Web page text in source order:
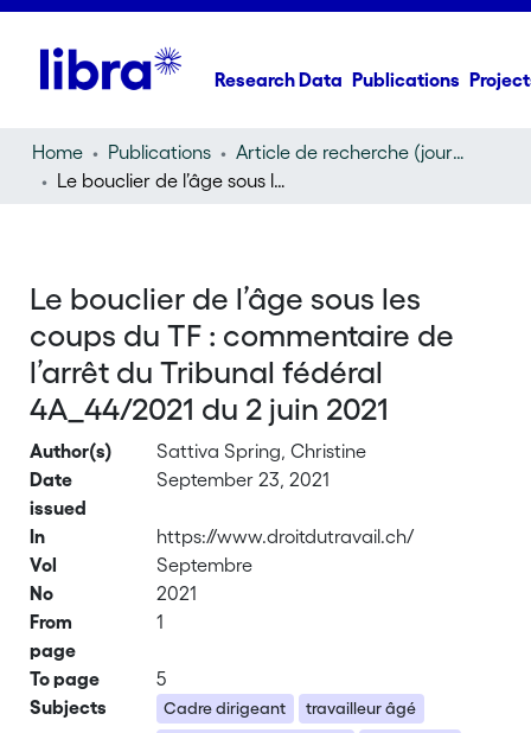
Research Data Publications
Home Publications
Article de recherche (journal article)
Le bouclier de l’âge sous les coups du TF : commentaire de l’arrêt du Tribunal fédéral 4A_44/2021 du 2 juin 2021
Le bouclier de l’âge sous les
coups du TF : commentaire de
l’arrêt du Tribunal fédéral
4A_44/2021 du 2 juin 2021
Author(s)
Sattiva Spring, Christine
Date
issued
September 23, 2021
In
https://www.droitdutravail.ch/
Vol
Septembre
No
2021
From
page
1
To page
5
Subjects
Cadre dirigeant
travailleur âgé